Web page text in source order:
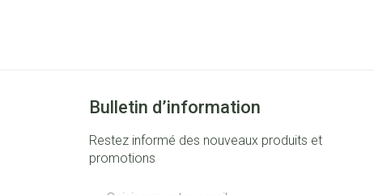
Bulletin d’information
Restez informé des nouveaux produits et
promotions